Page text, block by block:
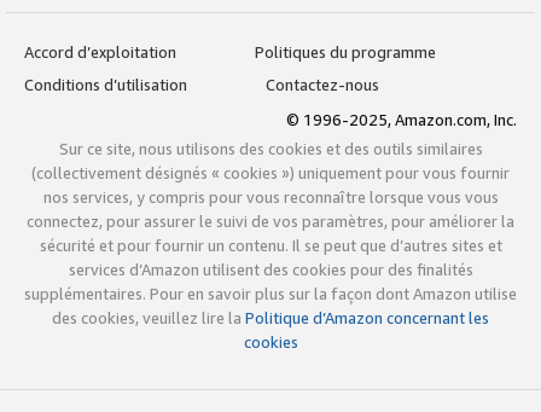
Accord d’exploitation
Politiques du programme
Conditions d’utilisation
Contactez-nous
© 1996-2025, Amazon.com, Inc.
Sur ce site, nous utilisons des cookies et des outils similaires
(collectivement désignés « cookies ») uniquement pour vous fournir
nos services, y compris pour vous reconnaître lorsque vous vous
connectez, pour assurer le suivi de vos paramètres, pour améliorer la
sécurité et pour fournir un contenu. Il se peut que d’autres sites et
services d’Amazon utilisent des cookies pour des finalités
supplémentaires. Pour en savoir plus sur la façon dont Amazon utilise
des cookies, veuillez lire la Politique d’Amazon concernant les
cookies